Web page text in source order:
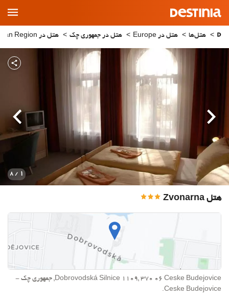
Main
Menu
هتل‌ها هتل در Europe هتل در جمهوری چک هتل در South Bohemian Region
هتل Zvonarna
1
/ 8
قبلی بعدی
Dobrovodská Silnice 1109, 370 06 Ceske Budejovice, جمهوری چک -
Ceske Budejovice.